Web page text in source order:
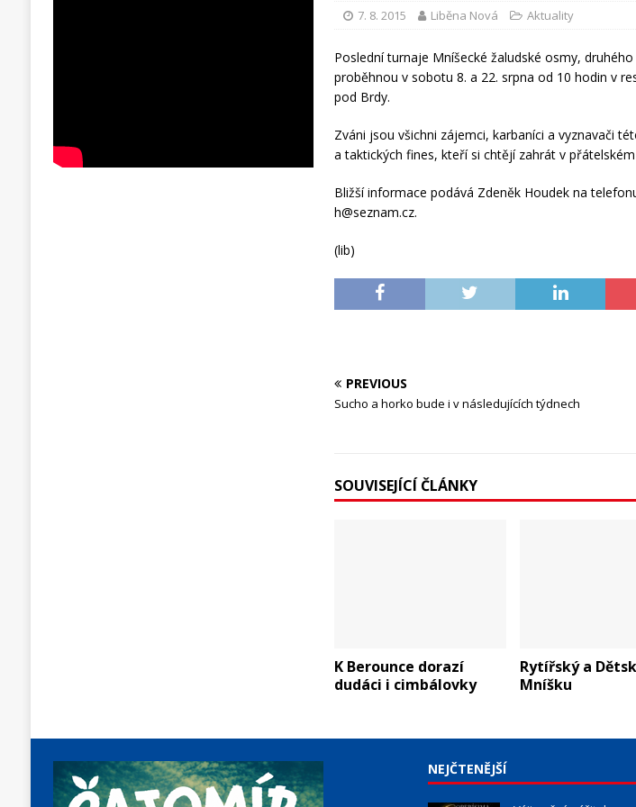
7. 8. 2015 Liběna Nová Aktuality
Poslední turnaje Mníšecké žaludské osmy,
proběhnou v sobotu 8. a 22. srpna od 10 hodin v
pod Brdy.
Zváni jsou všichni zájemci, karbaníci a vyznavači
a taktických fines, kteří si chtějí zahrát v
Bližší informace podává Zdeněk Houdek na
h@seznam.cz.
(lib)
PREVIOUS
Sucho a horko bude i v následujících týdnech
SOUVISEJÍCÍ ČLÁNKY
K Berounce dorazí
dudáci i cimbálovky
Rytířský a
Mníšku
NEJČTENĚJŠÍ